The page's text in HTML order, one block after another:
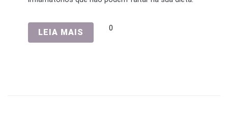
LEIA MAIS 0